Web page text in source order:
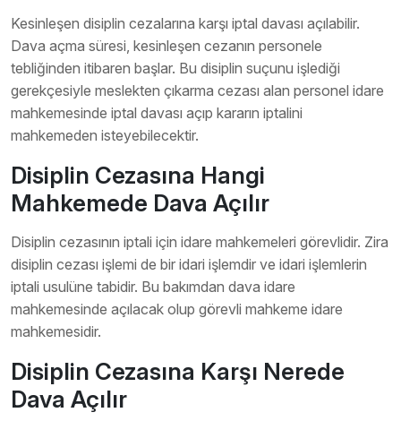
Kesinleşen disiplin cezalarına karşı iptal davası açılabilir.
Dava açma süresi, kesinleşen cezanın personele
tebliğinden itibaren başlar. Bu disiplin suçunu işlediği
gerekçesiyle meslekten çıkarma cezası alan personel idare
mahkemesinde iptal davası açıp kararın iptalini
mahkemeden isteyebilecektir.
Disiplin Cezasına Hangi
Mahkemede Dava Açılır
Disiplin cezasının iptali için idare mahkemeleri görevlidir. Zira
disiplin cezası işlemi de bir idari işlemdir ve idari işlemlerin
iptali usulüne tabidir. Bu bakımdan dava idare
mahkemesinde açılacak olup görevli mahkeme idare
mahkemesidir.
Disiplin Cezasına Karşı Nerede
Dava Açılır